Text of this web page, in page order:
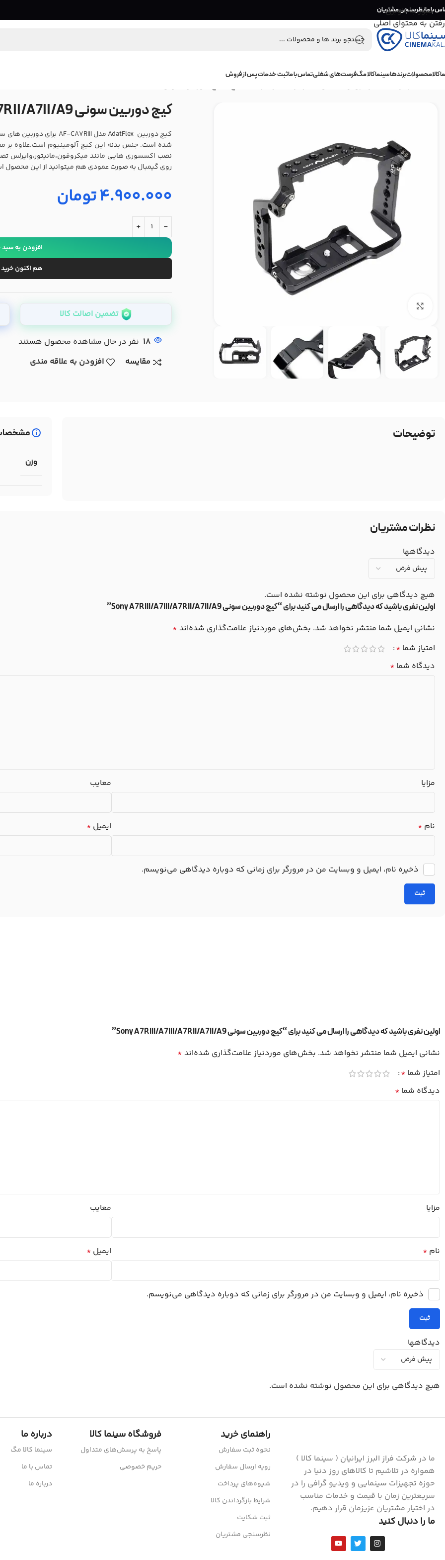
عبور به ناوبری
رفتن به محتوای اصلی
با مانظرسنجی مشتریان
کالامحصولاتبرندهاسینما کالا مگفرصت‌های شغلیتماس با ماثبت خدمات پس از فروش
کیج دوربین سونی Sony A7RIII/A7III/A7RII/A7II/A9
شده است. جنس بدنه این کیج آلومینیوم است.علاوه بر
نصب اکسسوری هایی مانند میکروفون،مانیتور،وایرلس
روی گیمبال به صورت عمودی هم میتوانید از این محصول
4.900.000تومان
-
+
افزودن به سبد
هم اکنون خرید
تضمین اصالت کالا
18 نفر در حال مشاهده محصول هستند
مقایسه
افزودن به علاقه مندی
توضیحات
وزن
نظرات مشتریان
دیدگاهها
هیچ دیدگاهی برای این محصول نوشته نشده است.
اولین نفری باشید که دیدگاهی را ارسال می کنید برای “کیج دوربین سونی Sony A7RIII/A7III/A7RII/A7II/A9”
نشانی ایمیل شما منتشر نخواهد شد. بخش‌های موردنیاز علامت‌گذاری شده‌اند *
امتیاز شما *
دیدگاه شما *
مزایا معایب
نام * ایمیل *
ذخیره نام، ایمیل و وبسایت من در مرورگر برای زمانی که دوباره دیدگاهی می‌نویسم.
دیدگاهها
هیچ دیدگاهی برای این محصول نوشته نشده است.
اولین نفری باشید که دیدگاهی را ارسال می کنید برای “کیج دوربین سونی Sony A7RIII/A7III/A7RII/A7II/A9”
نشانی ایمیل شما منتشر نخواهد شد. بخش‌های موردنیاز علامت‌گذاری شده‌اند *
امتیاز شما *
دیدگاه شما *
مزایا معایب
نام * ایمیل *
ذخیره نام، ایمیل و وبسایت من در مرورگر برای زمانی که دوباره دیدگاهی می‌نویسم.
ما در شرکت فراز البرز ایرانیان ( سینما کالا )
همواره در تلاشیم تا کالاهای روز دنیا در
حوزه تجهیزات سینمایی و ویدیو گرافی را در
سریعترین زمان با قیمت و خدمات مناسب
در اختیار مشتریان عزیزمان قرار دهیم.
ما را دنبال کنید
راهنمای خرید
نحوه ثبت سفارش
رویه ارسال سفارش
شیوه‌های پرداخت
شرایط بازگرداندن کالا
ثبت شکایت
نظرسنجی مشتریان
فروشگاه سینما کالا
پاسخ به پرسش‌های متداول
حریم خصوصی
درباره ما
سینما کالا مگ
تماس با ما
درباره ما